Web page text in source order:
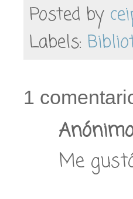
Posted by
Labels:
1
Me